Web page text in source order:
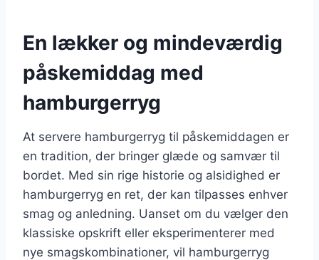
En lækker og mindeværdig
påskemiddag med
hamburgerryg
At servere hamburgerryg til påskemiddagen er
en tradition, der bringer glæde og samvær til
bordet. Med sin rige historie og alsidighed er
hamburgerryg en ret, der kan tilpasses enhver
smag og anledning. Uanset om du vælger den
klassiske opskrift eller eksperimenterer med
nye smagskombinationer, vil hamburgerryg